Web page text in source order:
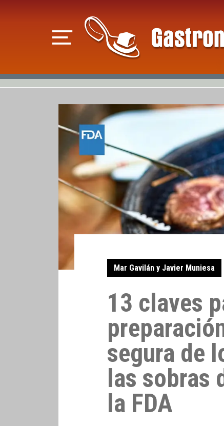
Mar Gavilán y Javier Muniesa
13 claves
segura de
las sobras
la FDA